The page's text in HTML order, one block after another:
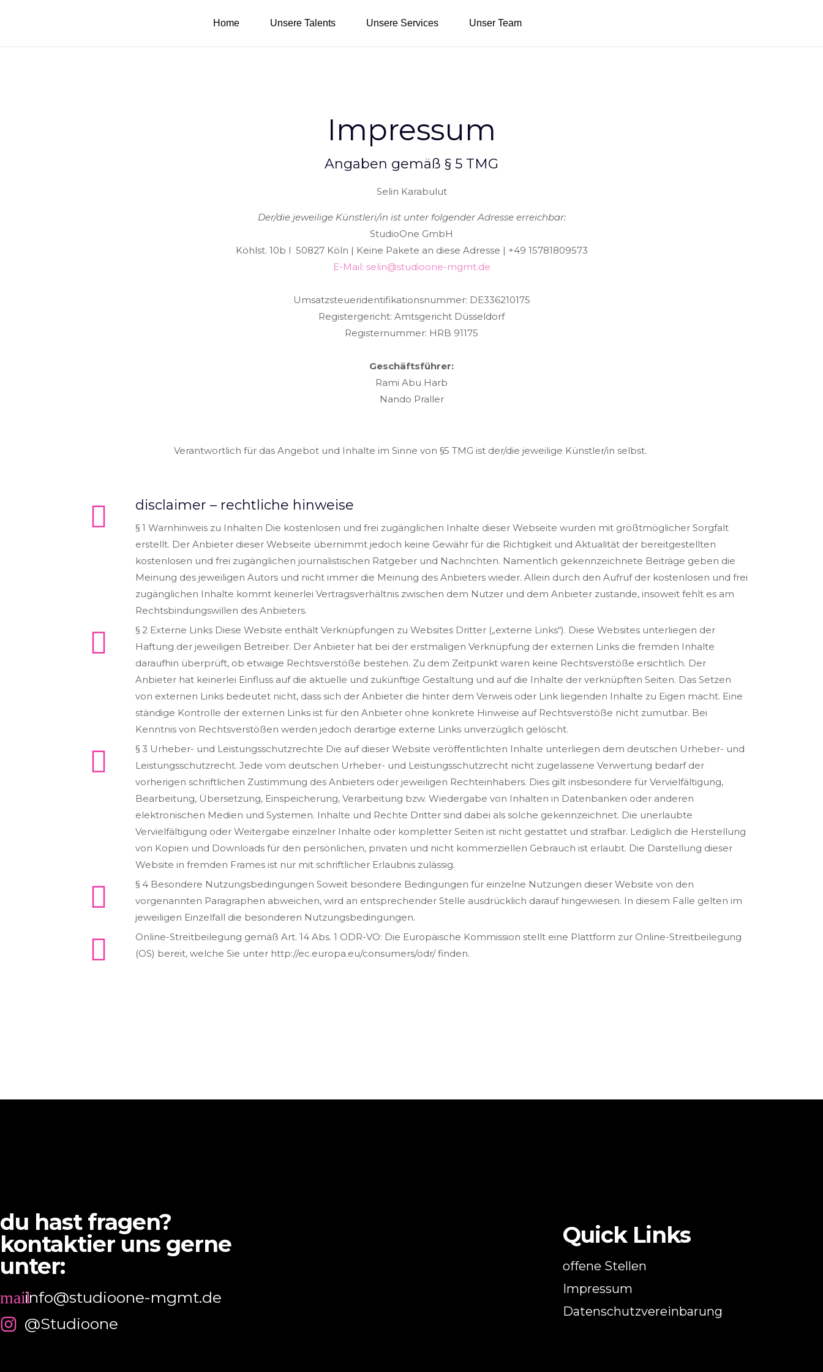
Home Unsere Talents Unsere Services Unser Team
Impressum
Angaben gemäß § 5 TMG
Selin Karabulut
Der/die jeweilige Künstleri/in ist unter folgender Adresse erreichbar:
StudioOne GmbH
Köhlst. 10b l 50827 Köln | Keine Pakete an diese Adresse | +49 15781809573
E-Mail: selin@studioone-mgmt.de
Umsatzsteueridentifikationsnummer: DE336210175
Registergericht: Amtsgericht Düsseldorf
Registernummer: HRB 91175
Geschäftsführer:
Rami Abu Harb
Nando Praller
Verantwortlich für das Angebot und Inhalte im Sinne von §5 TMG ist der/die jeweilige Künstler/in selbst.
disclaimer – rechtliche hinweise
§ 1 Warnhinweis zu Inhalten Die kostenlosen und frei zugänglichen Inhalte dieser Webseite wurden mit größtmöglicher Sorgfalt
erstellt. Der Anbieter dieser Webseite übernimmt jedoch keine Gewähr für die Richtigkeit und Aktualität der bereitgestellten
kostenlosen und frei zugänglichen journalistischen Ratgeber und Nachrichten. Namentlich gekennzeichnete Beiträge geben die
Meinung des jeweiligen Autors und nicht immer die Meinung des Anbieters wieder. Allein durch den Aufruf der kostenlosen und frei
zugänglichen Inhalte kommt keinerlei Vertragsverhältnis zwischen dem Nutzer und dem Anbieter zustande, insoweit fehlt es am
Rechtsbindungswillen des Anbieters.
§ 2 Externe Links Diese Website enthält Verknüpfungen zu Websites Dritter („externe Links“). Diese Websites unterliegen der
Haftung der jeweiligen Betreiber. Der Anbieter hat bei der erstmaligen Verknüpfung der externen Links die fremden Inhalte
daraufhin überprüft, ob etwaige Rechtsverstöße bestehen. Zu dem Zeitpunkt waren keine Rechtsverstöße ersichtlich. Der
Anbieter hat keinerlei Einfluss auf die aktuelle und zukünftige Gestaltung und auf die Inhalte der verknüpften Seiten. Das Setzen
von externen Links bedeutet nicht, dass sich der Anbieter die hinter dem Verweis oder Link liegenden Inhalte zu Eigen macht. Eine
ständige Kontrolle der externen Links ist für den Anbieter ohne konkrete Hinweise auf Rechtsverstöße nicht zumutbar. Bei
Kenntnis von Rechtsverstößen werden jedoch derartige externe Links unverzüglich gelöscht.
§ 3 Urheber- und Leistungsschutzrechte Die auf dieser Website veröffentlichten Inhalte unterliegen dem deutschen Urheber- und
Leistungsschutzrecht. Jede vom deutschen Urheber- und Leistungsschutzrecht nicht zugelassene Verwertung bedarf der
vorherigen schriftlichen Zustimmung des Anbieters oder jeweiligen Rechteinhabers. Dies gilt insbesondere für Vervielfältigung,
Bearbeitung, Übersetzung, Einspeicherung, Verarbeitung bzw. Wiedergabe von Inhalten in Datenbanken oder anderen
elektronischen Medien und Systemen. Inhalte und Rechte Dritter sind dabei als solche gekennzeichnet. Die unerlaubte
Vervielfältigung oder Weitergabe einzelner Inhalte oder kompletter Seiten ist nicht gestattet und strafbar. Lediglich die Herstellung
von Kopien und Downloads für den persönlichen, privaten und nicht kommerziellen Gebrauch ist erlaubt. Die Darstellung dieser
Website in fremden Frames ist nur mit schriftlicher Erlaubnis zulässig.
§ 4 Besondere Nutzungsbedingungen Soweit besondere Bedingungen für einzelne Nutzungen dieser Website von den
vorgenannten Paragraphen abweichen, wird an entsprechender Stelle ausdrücklich darauf hingewiesen. In diesem Falle gelten im
jeweiligen Einzelfall die besonderen Nutzungsbedingungen.
Online-Streitbeilegung gemäß Art. 14 Abs. 1 ODR-VO: Die Europäische Kommission stellt eine Plattform zur Online-Streitbeilegung
(OS) bereit, welche Sie unter http://ec.europa.eu/consumers/odr/ finden.
du hast fragen?
kontaktier uns gerne
unter:
info@studioone-mgmt.de
@Studioone
Quick Links
offene Stellen
Impressum
Datenschutzvereinbarung